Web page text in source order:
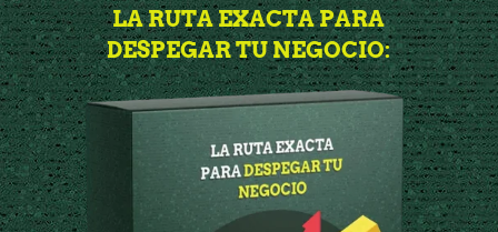
LA RUTA EXACTA PARA
DESPEGAR TU NEGOCIO: